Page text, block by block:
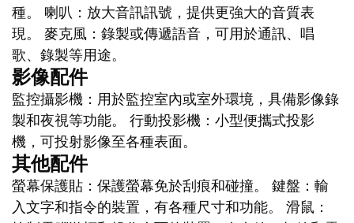
種。 喇叭：放大音訊訊號，提供更強大的音質表
現。 麥克風：錄製或傳遞語音，可用於通訊、唱
歌、錄製等用途。
影像配件
監控攝影機：用於監控室內或室外環境，具備影像錄
製和夜視等功能。 行動投影機：小型便攜式投影
機，可投射影像至各種表面。
其他配件
螢幕保護貼：保護螢幕免於刮痕和碰撞。 鍵盤：輸
入文字和指令的裝置，有各種尺寸和功能。 滑鼠：